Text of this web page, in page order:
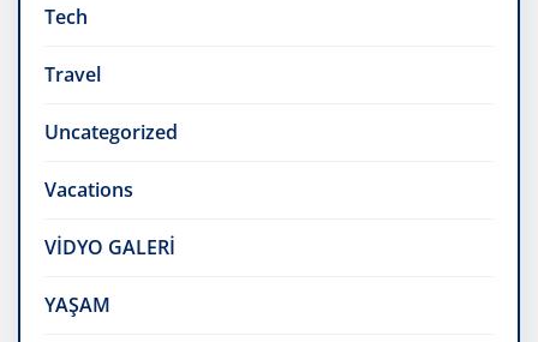
Tech
Travel
Uncategorized
Vacations
VİDYO GALERİ
YAŞAM